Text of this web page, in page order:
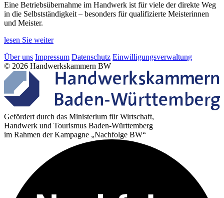
Eine Betriebsübernahme im Handwerk ist für viele der direkte Weg
in die Selbstständigkeit – besonders für qualifizierte Meisterinnen
und Meister.
lesen Sie weiter
Über uns Impressum Datenschutz Einwilligungsverwaltung
© 2026 Handwerkskammern BW
Gefördert durch das Ministerium für Wirtschaft,
Handwerk und Tourismus Baden-Württemberg
im Rahmen der Kampagne „Nachfolge BW“